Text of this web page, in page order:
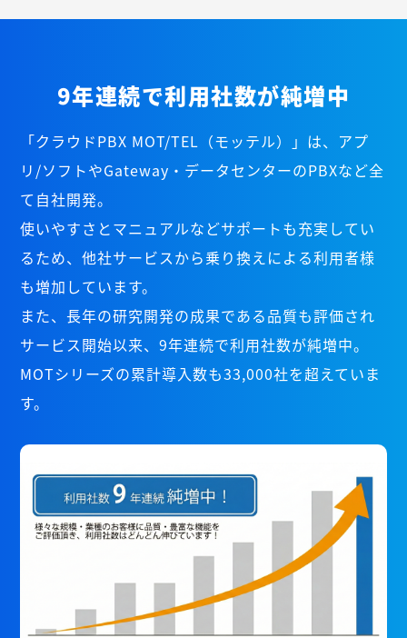
9年連続で利用社数が純増中
「クラウドPBX MOT/TEL（モッテル）」は、アプ
リ/ソフトやGateway・データセンターのPBXなど全
て自社開発。
使いやすさとマニュアルなどサポートも充実してい
るため、他社サービスから乗り換えによる利用者様
も増加しています。
また、長年の研究開発の成果である品質も評価され
サービス開始以来、9年連続で利用社数が純増中。
MOTシリーズの累計導入数も33,000社を超えていま
す。